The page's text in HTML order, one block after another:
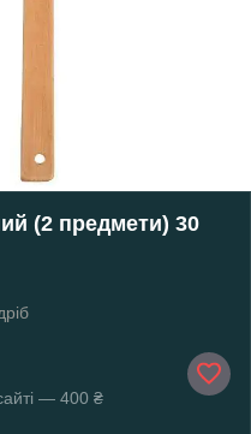
(2 предмети) 30
— 400 ₴